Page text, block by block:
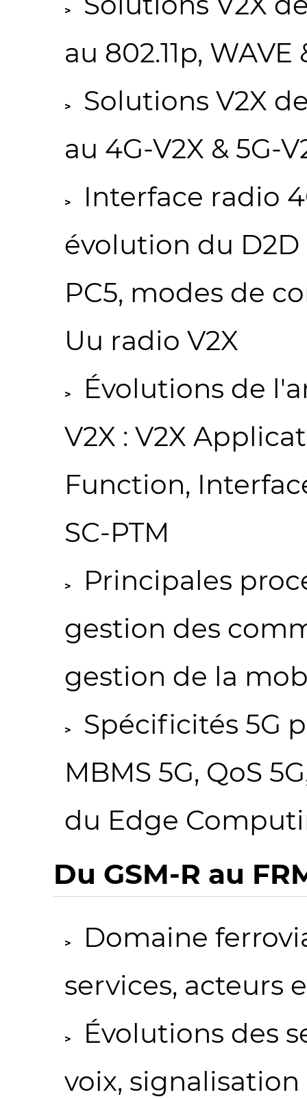
au 802.11p, WAVE
Solutions V2X
au 4G-V2X & 5G-
Interface radio
évolution du D2D
PC5, modes de
Uu radio V2X
Évolutions de
V2X : V2X
Function,
SC-PTM
Principales
gestion des
gestion de la
Spécificités 5G
MBMS 5G, QoS
du Edge
Du GSM-R au
Domaine
services, acteurs
Évolutions des
voix, signalisation